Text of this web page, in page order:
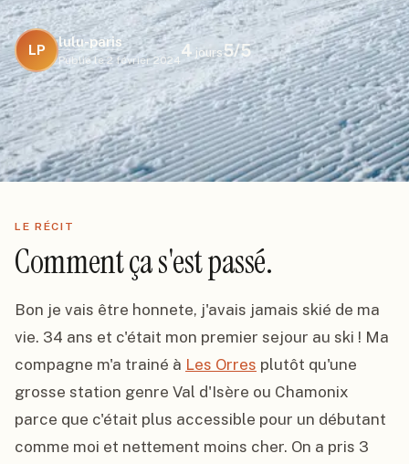
LP
lulu-paris
Publié le 2 février 2024
4 jours5/5
LE RÉCIT
Comment ça s'est passé.
Bon je vais être honnete, j'avais jamais skié de ma
vie. 34 ans et c'était mon premier sejour au ski ! Ma
compagne m'a trainé à Les Orres plutôt qu'une
grosse station genre Val d'Isère ou Chamonix
parce que c'était plus accessible pour un débutant
comme moi et nettement moins cher. On a pris 3